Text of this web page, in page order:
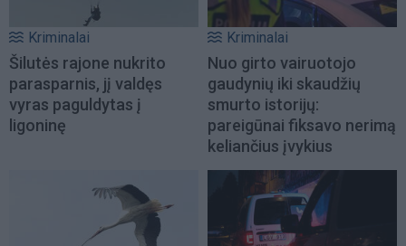
Kriminalai
Šilutės rajone nukrito
parasparnis, jį valdęs
vyras paguldytas į
ligoninę
Kriminalai
Nuo girto vairuotojo
gaudynių iki skaudžių
smurto istorijų:
pareigūnai fiksavo nerimą
keliančius įvykius